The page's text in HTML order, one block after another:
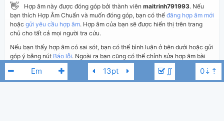
∬
👋 Hợp âm này được đóng góp bởi thành viên maitrinh791993. Nếu
bạn thích Hợp Âm Chuẩn và muốn đóng góp, bạn có thể đăng hợp âm mới
hoặc gửi yêu cầu hợp âm. Hợp âm của bạn sẽ được hiển thị trên trang
chủ cho tất cả mọi người tra cứu.
Nếu bạn thấy hợp âm có sai sót, bạn có thể bình luận ở bên dưới hoặc gửi
góp ý bằng nút Báo lỗi. Ngoài ra bạn cũng có thể chỉnh sửa hợp âm bài
hát có sẵn và lưu thành phiên bản cá nhân bằng cách nhấn nút
Chỉnh
sửa hợp âm